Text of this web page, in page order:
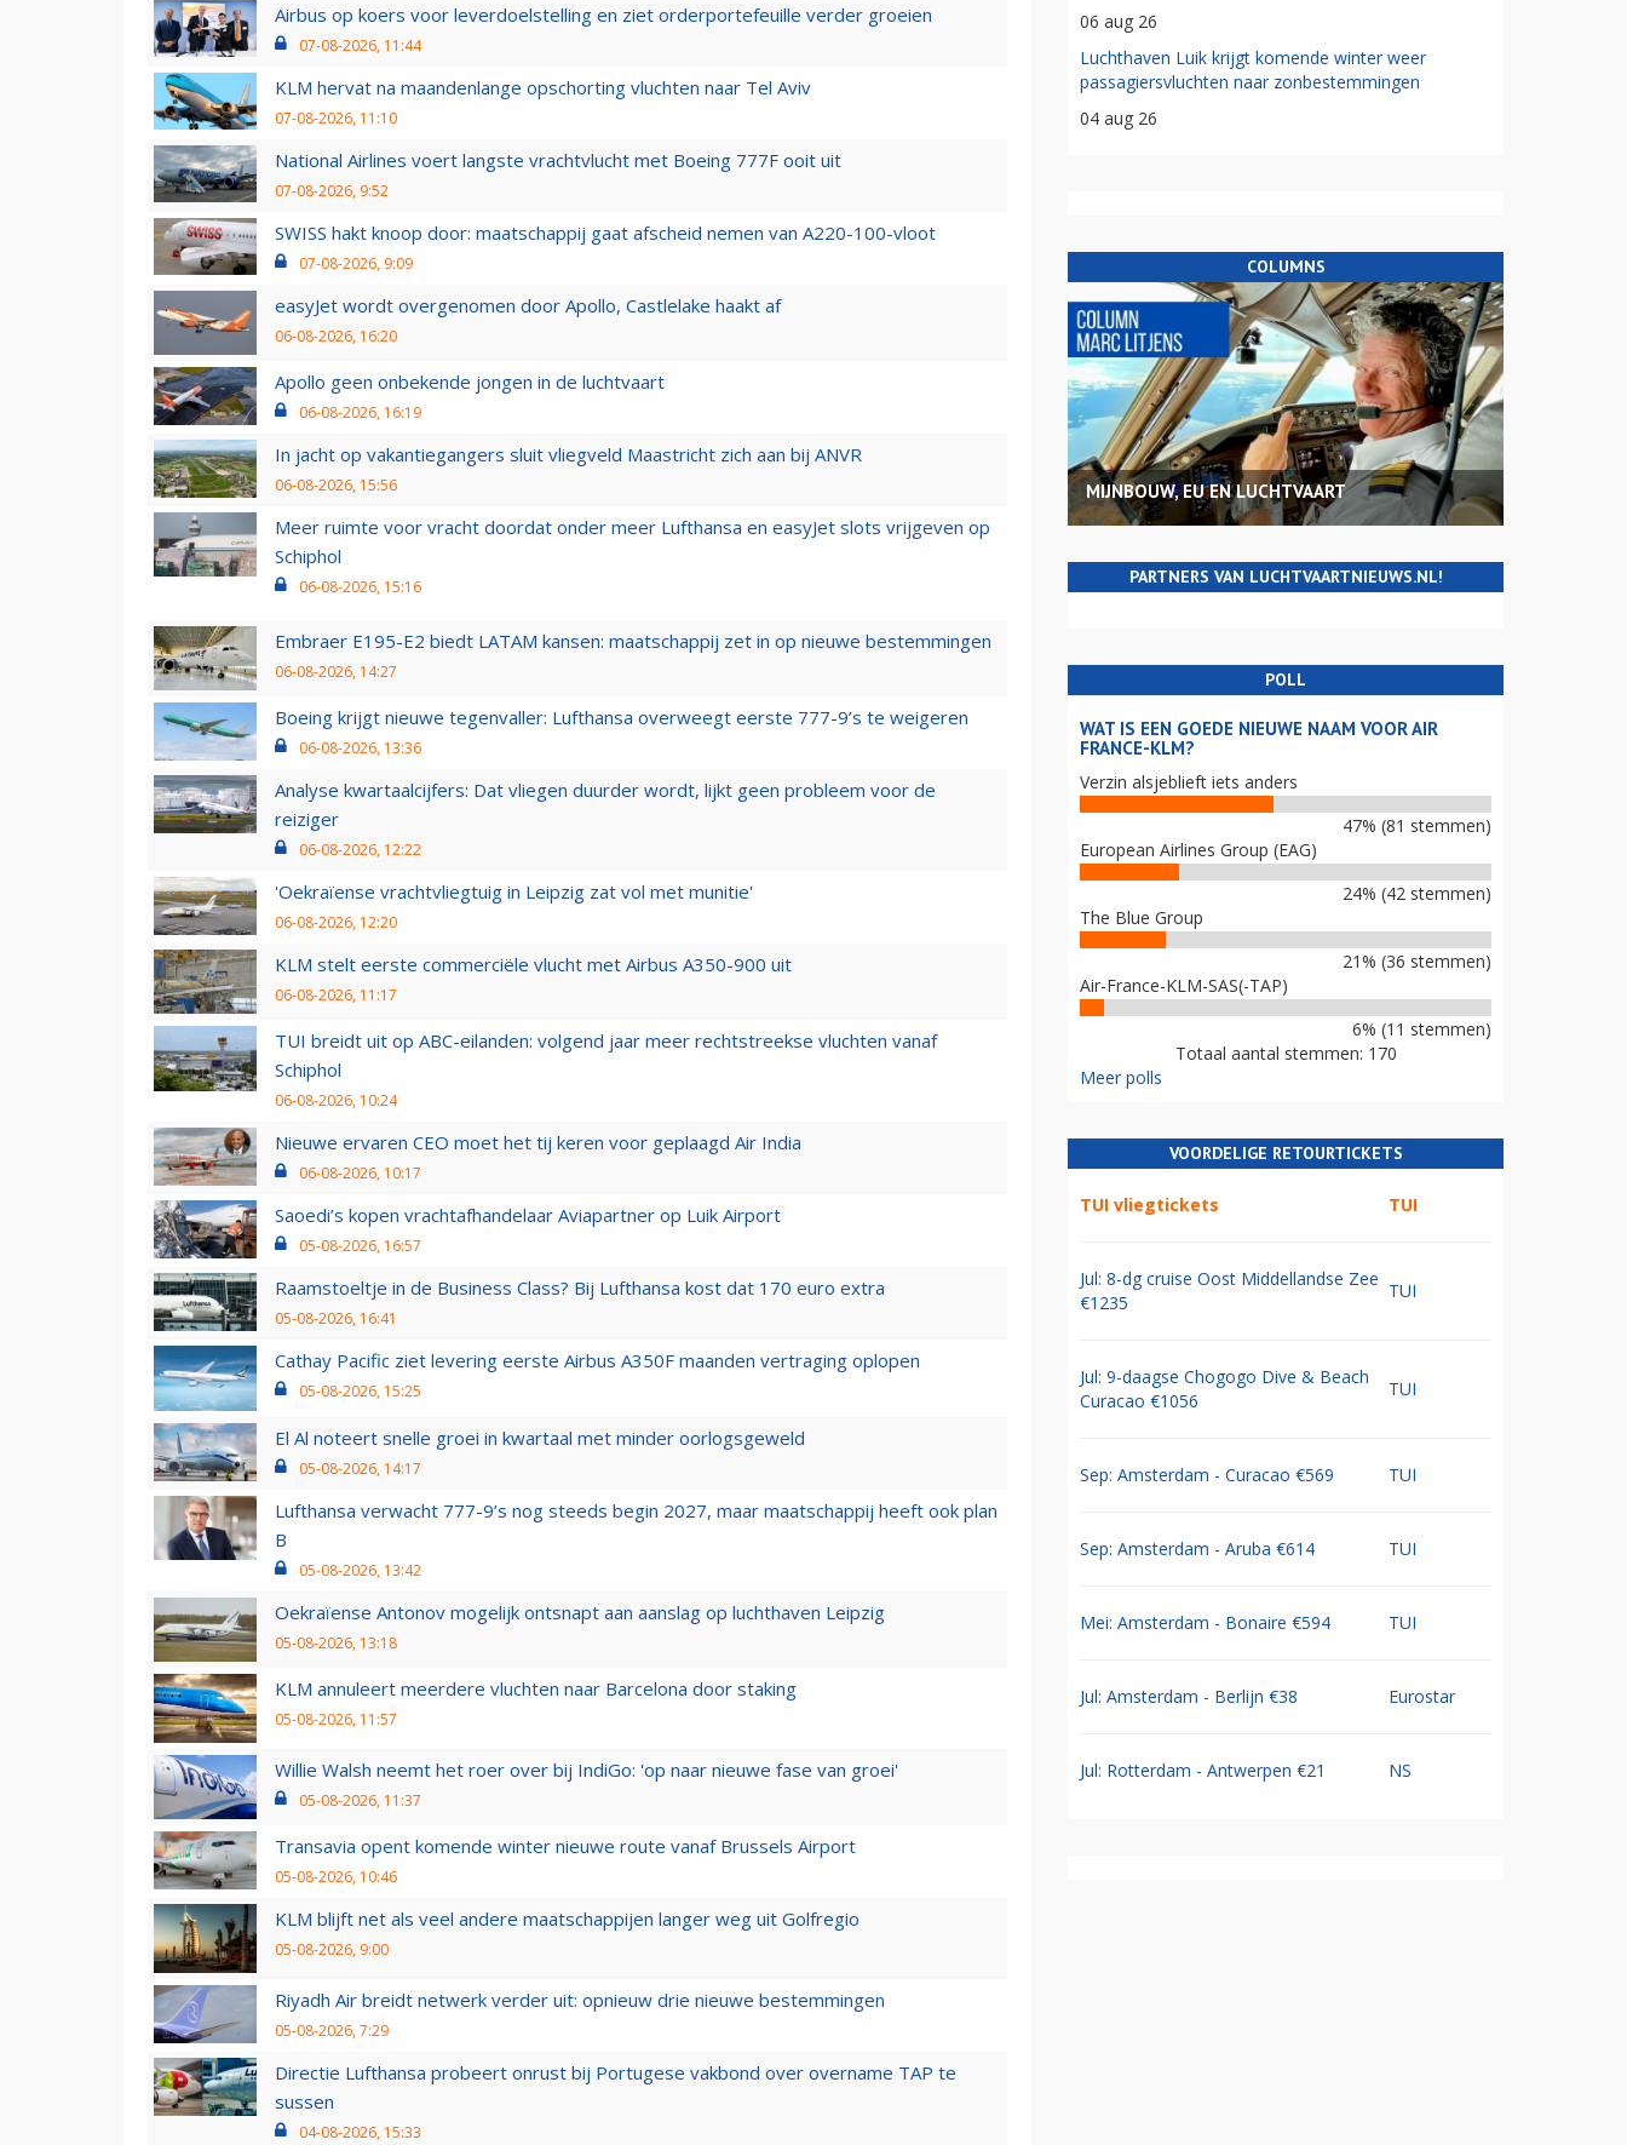
Airbus op koers voor leverdoelstelling en ziet orderportefeuille verder groeien
07-08-2026, 11:44
KLM hervat na maandenlange opschorting vluchten naar Tel Aviv
07-08-2026, 11:10
National Airlines voert langste vrachtvlucht met Boeing 777F ooit uit
07-08-2026, 9:52
SWISS hakt knoop door: maatschappij gaat afscheid nemen van A220-100-vloot
07-08-2026, 9:09
easyJet wordt overgenomen door Apollo, Castlelake haakt af
06-08-2026, 16:20
Apollo geen onbekende jongen in de luchtvaart
06-08-2026, 16:19
In jacht op vakantiegangers sluit vliegveld Maastricht zich aan bij ANVR
06-08-2026, 15:56
Meer ruimte voor vracht doordat onder meer Lufthansa en easyJet slots vrijgeven op
Schiphol
06-08-2026, 15:16
Embraer E195-E2 biedt LATAM kansen: maatschappij zet in op nieuwe bestemmingen
06-08-2026, 14:27
Boeing krijgt nieuwe tegenvaller: Lufthansa overweegt eerste 777-9’s te weigeren
06-08-2026, 13:36
Analyse kwartaalcijfers: Dat vliegen duurder wordt, lijkt geen probleem voor de
reiziger
06-08-2026, 12:22
'Oekraïense vrachtvliegtuig in Leipzig zat vol met munitie'
06-08-2026, 12:20
KLM stelt eerste commerciële vlucht met Airbus A350-900 uit
06-08-2026, 11:17
TUI breidt uit op ABC-eilanden: volgend jaar meer rechtstreekse vluchten vanaf
Schiphol
06-08-2026, 10:24
Nieuwe ervaren CEO moet het tij keren voor geplaagd Air India
06-08-2026, 10:17
Saoedi’s kopen vrachtafhandelaar Aviapartner op Luik Airport
05-08-2026, 16:57
Raamstoeltje in de Business Class? Bij Lufthansa kost dat 170 euro extra
05-08-2026, 16:41
Cathay Pacific ziet levering eerste Airbus A350F maanden vertraging oplopen
05-08-2026, 15:25
El Al noteert snelle groei in kwartaal met minder oorlogsgeweld
05-08-2026, 14:17
Lufthansa verwacht 777-9’s nog steeds begin 2027, maar maatschappij heeft ook plan
B
05-08-2026, 13:42
Oekraïense Antonov mogelijk ontsnapt aan aanslag op luchthaven Leipzig
05-08-2026, 13:18
KLM annuleert meerdere vluchten naar Barcelona door staking
05-08-2026, 11:57
Willie Walsh neemt het roer over bij IndiGo: 'op naar nieuwe fase van groei'
05-08-2026, 11:37
Transavia opent komende winter nieuwe route vanaf Brussels Airport
05-08-2026, 10:46
KLM blijft net als veel andere maatschappijen langer weg uit Golfregio
05-08-2026, 9:00
Riyadh Air breidt netwerk verder uit: opnieuw drie nieuwe bestemmingen
05-08-2026, 7:29
Directie Lufthansa probeert onrust bij Portugese vakbond over overname TAP te
sussen
04-08-2026, 15:33
06 aug 26
Luchthaven Luik krijgt komende winter weer
passagiersvluchten naar zonbestemmingen
04 aug 26
COLUMNS
MIJNBOUW, EU EN LUCHTVAART
PARTNERS VAN LUCHTVAARTNIEUWS.NL!
POLL
WAT IS EEN GOEDE NIEUWE NAAM VOOR AIR
FRANCE-KLM?
Verzin alsjeblieft iets anders
47% (81 stemmen)
European Airlines Group (EAG)
24% (42 stemmen)
The Blue Group
21% (36 stemmen)
Air-France-KLM-SAS(-TAP)
6% (11 stemmen)
Totaal aantal stemmen: 170
Meer polls
VOORDELIGE RETOURTICKETS
TUI vliegtickets TUI
Jul: 8-dg cruise Oost Middellandse Zee
€1235
TUI
Jul: 9-daagse Chogogo Dive & Beach
Curacao €1056
TUI
Sep: Amsterdam - Curacao €569 TUI
Sep: Amsterdam - Aruba €614 TUI
Mei: Amsterdam - Bonaire €594 TUI
Jul: Amsterdam - Berlijn €38 Eurostar
Jul: Rotterdam - Antwerpen €21 NS